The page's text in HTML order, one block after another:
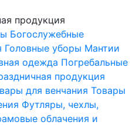
продукция
Богослужебные
Головные уборы Мантии
одежда Погребальные
продукция
для венчания Товары
Футляры, чехлы,
облачения и